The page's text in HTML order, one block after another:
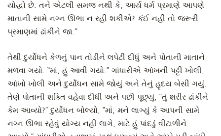
યોદ્ધો છે. તને એટલી સમજ નથી કે, આર્ય ધર્મ પ્રમાણે આપણે
માતાની સામે નગ્ન ઊભા ન રહી શકીએ? કંઈ નહીં તો જરૂરી
પ્રમાણમાં ઢાંકીને જા.”
તેથી દુર્યોધને કેળનું પાન તોડીને લપેટી દીધું અને પોતાની માતાને
મળવા ગયો. “માં, હું આવી ગયો.” ગાંધારીએ આંખની પટ્ટી ખોલી,
આંખો ખોલી અને દુર્યોધન સામે જોયું અને તેનું હૃદય બેસી ગયું.
તેણે પોતાની શક્તિ વહેવા દીધી અને પછી પૂછ્યું, “તું શરીર ઢાંકીને
કેમ આવ્યો?” દુર્યોધન બોલ્યો, “માં, મને લાગ્યું કે આપની સામે
નગ્ન ઊભા રહેવું યોગ્ય નહીં લાગે, માટે હું પાંદડું વીંટાળીને